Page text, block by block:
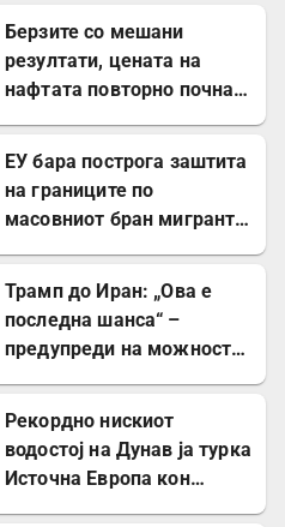
Берзите со мешани
резултати, цената на
нафтата повторно почна
ЕУ бара построга заштита
на границите по
масовниот бран мигранти
Трамп до Иран: „Ова е
последна шанса“ –
предупреди на можност
Рекордно нискиот
водостој на Дунав ја турка
Источна Европа кон